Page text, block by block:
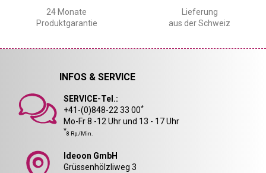
24 Monate
Produktgarantie
Lieferung
aus der Schweiz
INFOS & SERVICE
SERVICE-Tel.:
+41-(0)848-22 33 00*
Mo-Fr 8 -12 Uhr und 13 - 17 Uhr
*8 Rp./Min.
Ideoon GmbH
Grüssenhölzliweg 3